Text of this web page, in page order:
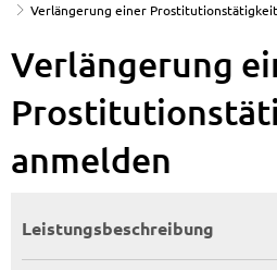
Verlängerung einer
Verlängerung
anmelden
Leistungsbeschreibung